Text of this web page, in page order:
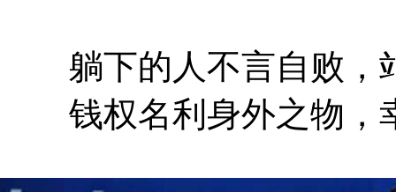
躺下的人不言自败，
钱权名利身外之物，